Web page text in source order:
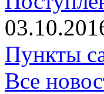
Пункты
Все